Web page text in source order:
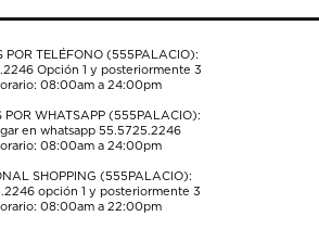
POR TELÉFONO (555PALACIO):
Opción 1 y posteriormente 3
08:00am a 24:00pm
POR WHATSAPP (555PALACIO):
en whatsapp 55.5725.2246
08:00am a 24:00pm
SHOPPING (555PALACIO):
opción 1 y posteriormente 3
08:00am a 22:00pm